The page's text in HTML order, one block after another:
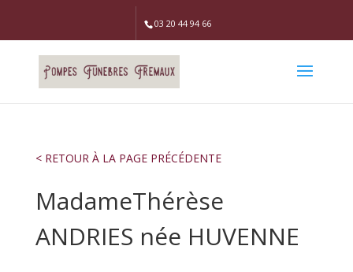
03 20 44 94 66
< RETOUR À LA PAGE PRÉCÉDENTE
MadameThérèse
ANDRIES née HUVENNE